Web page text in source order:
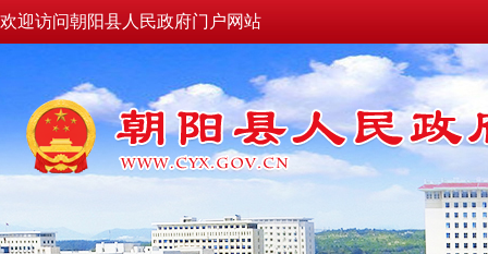
欢迎访问朝阳县人民政府门户网站